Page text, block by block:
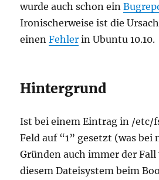
wurde auch schon ein
Ironischerweise ist die
einenFehler in Ubuntu 10.10.
Hintergrund
Ist bei einem Eintrag in /etc/
Feld auf “1” gesetzt (was bei
Gründen auch immer der
diesem Dateisystem beim